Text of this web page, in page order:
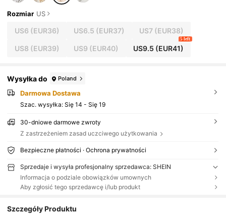
Rozmiar US
US6 (EUR36) US6.5 (EUR37) US7(EUR38)
US8 (EUR39) US9 (EUR40) US9.5 (EUR41)
5 left
Wysyłka do Poland
Darmowa Dostawa
Szac. wysyłka: Się 14 - Się 19
30-dniowe darmowe zwroty
Z zastrzeżeniem zasad uczciwego użytkowania
Bezpieczne płatności · Ochrona prywatności
Sprzedaje i wysyła profesjonalny sprzedawca: SHEIN
Informacja o podziale obowiązków umownych
Aby zgłosić tego sprzedawcę i/lub produkt
Szczegóły Produktu